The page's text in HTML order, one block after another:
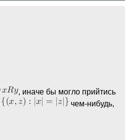
, иначе бы могло прийтись
чем-нибудь,